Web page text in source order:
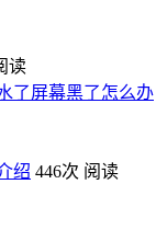
读
了屏幕黑了怎么办
绍 446次 阅读